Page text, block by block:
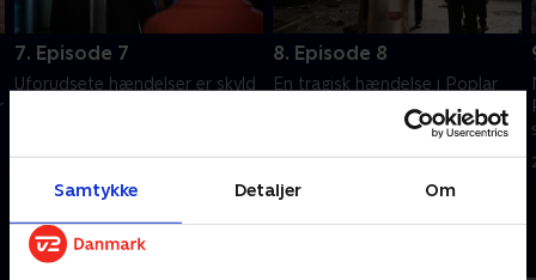
Samtykke Detaljer Om
7. Episode 7
Uforudsete hændelser er skyld
bor der.
27. december 2023 • 59 min
8. Episode 8
En tragisk hændelse i Poplar
rammer også Nonnatus House.
Jordemødre, sygeplejersker og
sårede.
27. december 2023 • 59 min
Andre så også